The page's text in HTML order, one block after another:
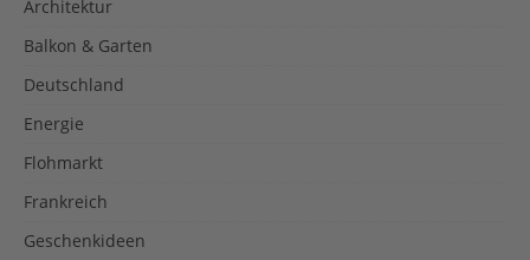
Architektur
Balkon & Garten
Deutschland
Energie
Flohmarkt
Frankreich
Geschenkideen